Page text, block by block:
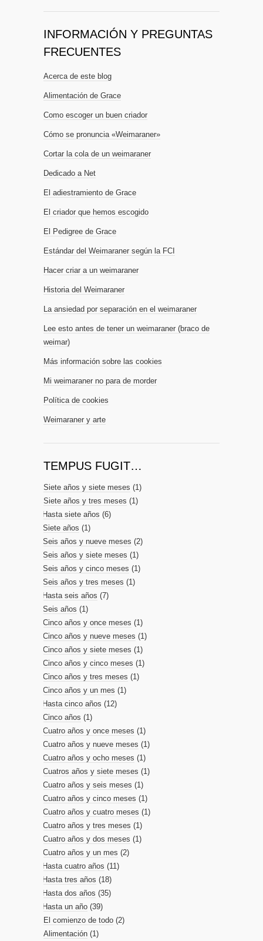
INFORMACIÓN Y PREGUNTAS
FRECUENTES
Acerca de este blog
Alimentación de Grace
Como escoger un buen criador
Cómo se pronuncia «Weimaraner»
Cortar la cola de un weimaraner
Dedicado a Net
El adiestramiento de Grace
El criador que hemos escogido
El Pedigree de Grace
Estándar del Weimaraner según la FCI
Hacer criar a un weimaraner
Historia del Weimaraner
La ansiedad por separación en el weimaraner
Lee esto antes de tener un weimaraner (braco de
weimar)
Más información sobre las cookies
Mi weimaraner no para de morder
Política de cookies
Weimaraner y arte
TEMPUS FUGIT…
Siete años y siete meses (1)
Siete años y tres meses (1)
Hasta siete años (6)
Siete años (1)
Seis años y nueve meses (2)
Seis años y siete meses (1)
Seis años y cinco meses (1)
Seis años y tres meses (1)
Hasta seis años (7)
Seis años (1)
Cinco años y once meses (1)
Cinco años y nueve meses (1)
Cinco años y siete meses (1)
Cinco años y cinco meses (1)
Cinco años y tres meses (1)
Cinco años y un mes (1)
Hasta cinco años (12)
Cinco años (1)
Cuatro años y once meses (1)
Cuatro años y nueve meses (1)
Cuatro años y ocho meses (1)
Cuatros años y siete meses (1)
Cuatro años y seis meses (1)
Cuatro años y cinco meses (1)
Cuatro años y cuatro meses (1)
Cuatro años y tres meses (1)
Cuatro años y dos meses (1)
Cuatro años y un mes (2)
Hasta cuatro años (11)
Hasta tres años (18)
Hasta dos años (35)
Hasta un año (39)
El comienzo de todo (2)
Alimentación (1)